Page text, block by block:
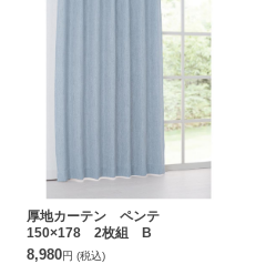
厚地カーテン ペンテ
150×178 2枚組 B
8,980円 (税込)